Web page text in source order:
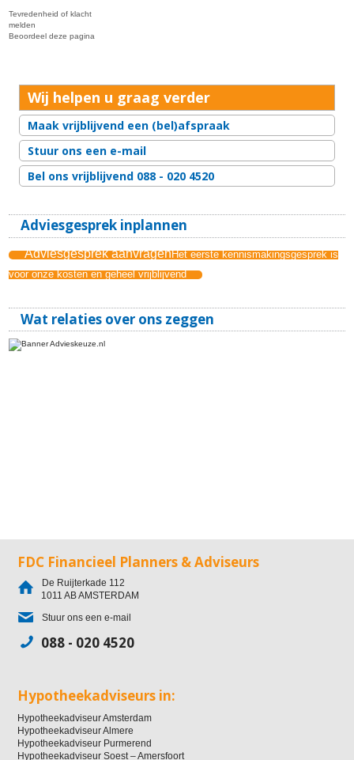
Tevredenheid of klacht
melden
Beoordeel deze pagina
Wij helpen u graag verder
Maak vrijblijvend een (bel)afspraak
Stuur ons een e-mail
Bel ons vrijblijvend 088 - 020 4520
Adviesgesprek inplannen
Adviesgesprek aanvragenHet eerste kennismakingsgesprek is
voor onze kosten en geheel vrijblijvend
Wat relaties over ons zeggen
FDC Financieel Planners & Adviseurs
De Ruijterkade 112
1011 ABAMSTERDAM
Stuur ons een e-mail
088 - 020 4520
Hypotheekadviseurs in:
Hypotheekadviseur Amsterdam
Hypotheekadviseur Almere
Hypotheekadviseur Purmerend
Hypotheekadviseur Soest – Amersfoort